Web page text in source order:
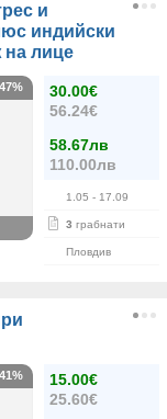
и
индийски
на лице
30.00€
56.24€
58.67лв
110.00лв
1.05 - 17.09
3 грабнати
Пловдив
15.00€
25.60€